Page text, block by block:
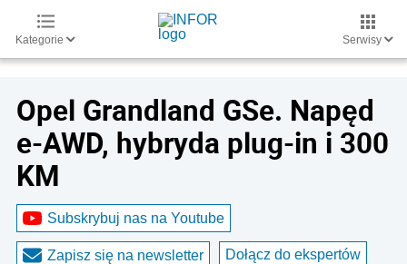
Kategorie Serwisy
Opel Grandland GSe. Napęd
e-AWD, hybryda plug-in i 300
KM
Subskrybuj nas na Youtube
Zapisz się na newsletter Dołącz do ekspertów